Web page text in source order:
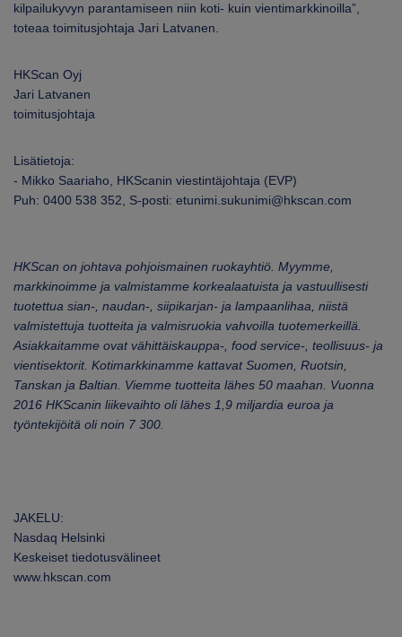
kilpailukyvyn parantamiseen niin koti- kuin vientimarkkinoilla”,
toteaa toimitusjohtaja Jari Latvanen.
HKScan Oyj
Jari Latvanen
toimitusjohtaja
Lisätietoja:
- Mikko Saariaho, HKScanin viestintäjohtaja (EVP)
Puh: 0400 538 352, S-posti: etunimi.sukunimi@hkscan.com
HKScan on johtava pohjoismainen ruokayhtiö. Myymme,
markkinoimme ja valmistamme korkealaatuista ja vastuullisesti
tuotettua sian-, naudan-, siipikarjan- ja lampaanlihaa, niistä
valmistettuja tuotteita ja valmisruokia vahvoilla tuotemerkeillä.
Asiakkaitamme ovat vähittäiskauppa-, food service-, teollisuus- ja
vientisektorit. Kotimarkkinamme kattavat Suomen, Ruotsin,
Tanskan ja Baltian. Viemme tuotteita lähes 50 maahan. Vuonna
2016 HKScanin liikevaihto oli lähes 1,9 miljardia euroa ja
työntekijöitä oli noin 7 300.
JAKELU:
Nasdaq Helsinki
Keskeiset tiedotusvälineet
www.hkscan.com